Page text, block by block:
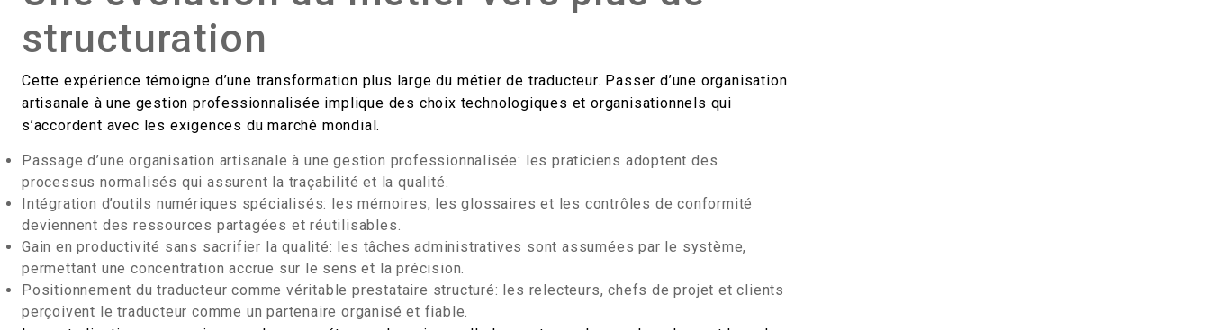
structuration
Cette expérience témoigne d’une transformation plus large du métier de traducteur. Passer d’une organisation
artisanale à une gestion professionnalisée implique des choix technologiques et organisationnels qui
s’accordent avec les exigences du marché mondial.
Passage d’une organisation artisanale à une gestion professionnalisée: les praticiens adoptent des
processus normalisés qui assurent la traçabilité et la qualité.
Intégration d’outils numériques spécialisés: les mémoires, les glossaires et les contrôles de conformité
deviennent des ressources partagées et réutilisables.
Gain en productivité sans sacrifier la qualité: les tâches administratives sont assumées par le système,
permettant une concentration accrue sur le sens et la précision.
Positionnement du traducteur comme véritable prestataire structuré: les relecteurs, chefs de projet et clients
perçoivent le traducteur comme un partenaire organisé et fiable.